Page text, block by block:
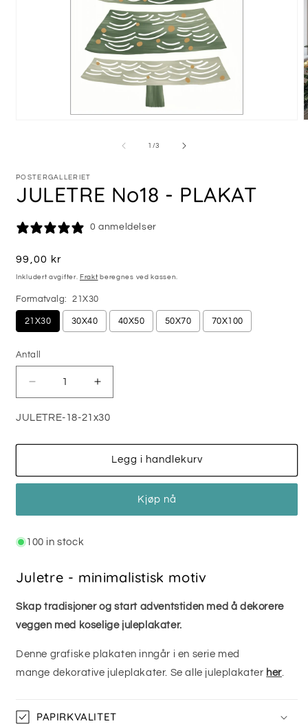
1 /av
3
POSTERGALLERIET
JULETRE No18 - PLAKAT
0 anmeldelser
Vanlig
pris
99,00 kr
Inkludert avgifter. Frakt beregnes ved kassen.
Formatvalg: 21X30
21X30 30X40 40X50 50X70 70X100
Antall
Antall
antallet
for
No18
PLAKAT
Øk
antallet
for
No18
PLAKAT
JULETRE-18-21x30
Legg i handlekurv
Kjøp nå
100 in stock
Juletre - minimalistisk motiv
Skap tradisjoner og start adventstiden med å dekorere
veggen med koselige juleplakater.
Denne grafiske plakaten inngår i en serie med
mange dekorative juleplakater. Se alle juleplakater her.
PAPIRKVALITET